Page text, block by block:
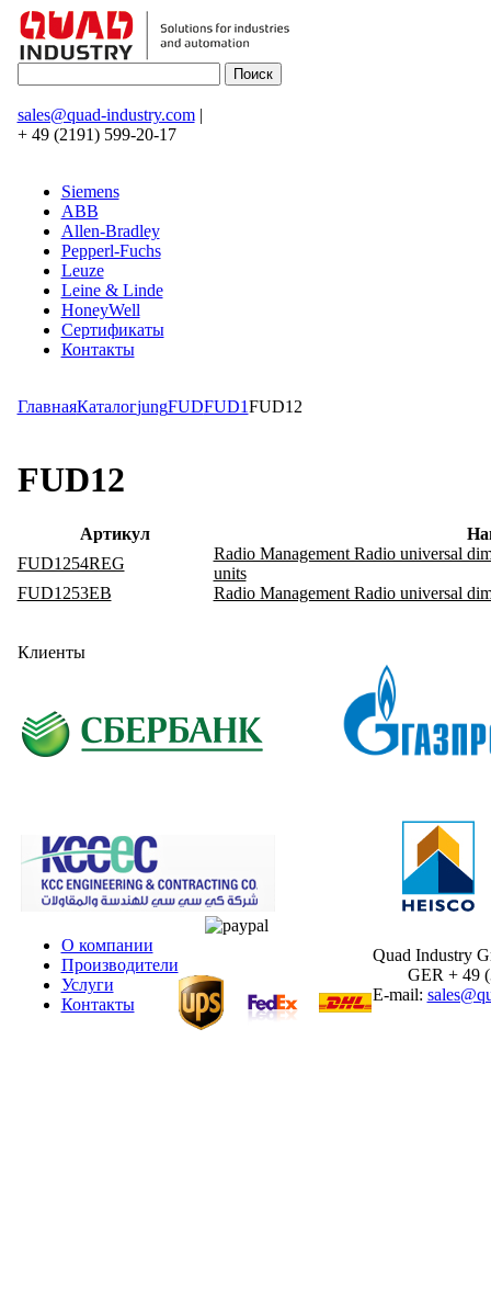
sales@quad-industry.com|
+ 49 (2191) 599-20-17
Siemens
ABB
Allen-Bradley
Pepperl-Fuchs
Leuze
Leine & Linde
HoneyWell
Сертификаты
Контакты
ГлавнаяКаталогjungFUDFUD1FUD12
FUD12
Артикул
FUD1254REG
Radio Management Radio universal
units
FUD1253EB
Radio Management Radio universal
Клиенты
О компании
Производители
Услуги
Контакты
Quad Industry
GER + 49
E-mail: